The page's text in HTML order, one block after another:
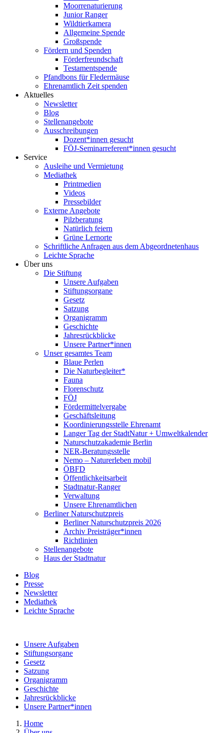
Moorrenaturierung
Junior Ranger
Wildtierkamera
Allgemeine Spende
Großspende
Fördern und Spenden
Förderfreundschaft
Testamentspende
Pfandbons für Fledermäuse
Ehrenamtlich Zeit spenden
Aktuelles
Newsletter
Blog
Stellenangebote
Ausschreibungen
Dozent*innen gesucht
FÖJ-Seminarreferent*innen gesucht
Service
Ausleihe und Vermietung
Mediathek
Printmedien
Videos
Pressebilder
Externe Angebote
Pilzberatung
Natürlich feiern
Grüne Lernorte
Schriftliche Anfragen aus dem Abgeordnetenhaus
Leichte Sprache
Über uns
Die Stiftung
Unsere Aufgaben
Stiftungsorgane
Gesetz
Satzung
Organigramm
Geschichte
Jahresrückblicke
Unsere Partner*innen
Unser gesamtes Team
Blaue Perlen
Die Naturbegleiter*
Fauna
Florenschutz
FÖJ
Fördermittelvergabe
Geschäftsleitung
Koordinierungsstelle Ehrenamt
Langer Tag der StadtNatur + Umweltkalender
Naturschutzakademie Berlin
NER-Beratungsstelle
Nemo – Naturerleben mobil
ÖBFD
Öffentlichkeitsarbeit
Stadtnatur-Ranger
Verwaltung
Unsere Ehrenamtlichen
Berliner Naturschutzpreis
Berliner Naturschutzpreis 2026
Archiv Preisträger*innen
Richtlinien
Stellenangebote
Haus der Stadtnatur
Blog
Presse
Newsletter
Mediathek
Leichte Sprache
Unsere Aufgaben
Stiftungsorgane
Gesetz
Satzung
Organigramm
Geschichte
Jahresrückblicke
Unsere Partner*innen
Home